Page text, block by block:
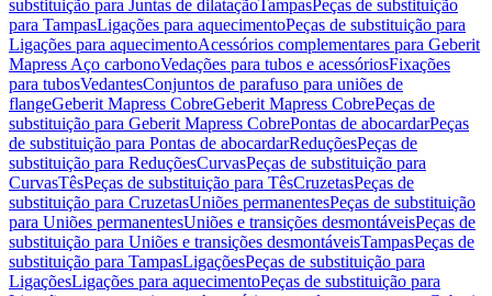
substituição para Juntas de dilataçãoTampasPeças de substituição
para TampasLigações para aquecimentoPeças de substituição para
Ligações para aquecimentoAcessórios complementares para Geberit
Mapress Aço carbonoVedações para tubos e acessóriosFixações
para tubosVedantesConjuntos de parafuso para uniões de
flangeGeberit Mapress CobreGeberit Mapress CobrePeças de
substituição para Geberit Mapress CobrePontas de abocardarPeças
de substituição para Pontas de abocardarReduçõesPeças de
substituição para ReduçõesCurvasPeças de substituição para
CurvasTêsPeças de substituição para TêsCruzetasPeças de
substituição para CruzetasUniões permanentesPeças de substituição
para Uniões permanentesUniões e transições desmontáveisPeças de
substituição para Uniões e transições desmontáveisTampasPeças de
substituição para TampasLigaçõesPeças de substituição para
LigaçõesLigações para aquecimentoPeças de substituição para